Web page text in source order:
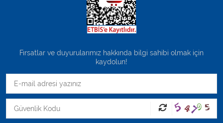
Fırsatlar ve duyurularımız hakkında bilgi sahibi olmak için
kaydolun!